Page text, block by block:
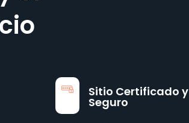
Sitio Certificado y
Seguro